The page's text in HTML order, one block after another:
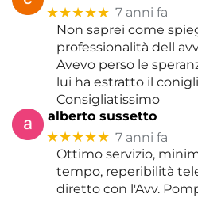
★★★★★ 7 anni fa
Non saprei come
professionalità dell
Avevo perso le
lui ha estratto il
Consigliatissimo
alberto sussetto
★★★★★ 7 anni fa
Ottimo servizio,
tempo, reperibilità
diretto con l'Avv.